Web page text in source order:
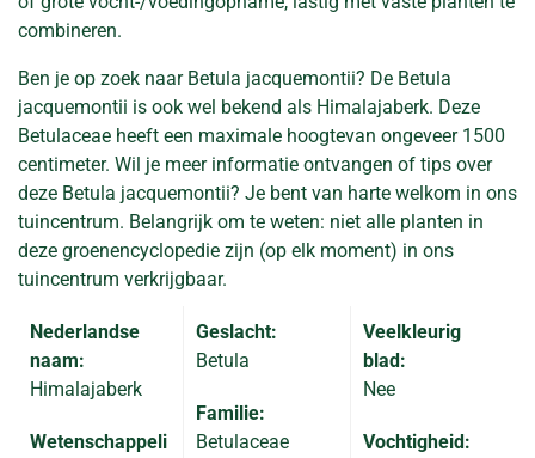
combineren.
Ben je op zoek naar Betula jacquemontii? De Betula
jacquemontii is ook wel bekend als Himalajaberk. Deze
Betulaceae heeft een maximale hoogtevan ongeveer 1500
centimeter. Wil je meer informatie ontvangen of tips over
deze Betula jacquemontii? Je bent van harte welkom in ons
tuincentrum. Belangrijk om te weten: niet alle planten in
deze groenencyclopedie zijn (op elk moment) in ons
tuincentrum verkrijgbaar.
Nederlandse
naam:
Himalajaberk
Wetenschappeli
Geslacht:
Betula
Familie:
Betulaceae
Veelkleurig
blad:
Nee
Vochtigheid: